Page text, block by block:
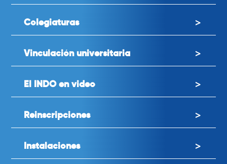
Colegiaturas
Vinculación universitaria
El INDO en video
Reinscripciones
Instalaciones